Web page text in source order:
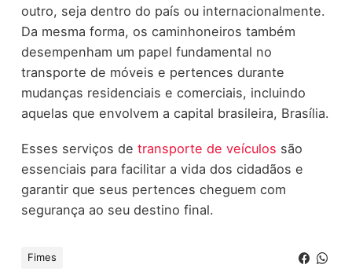
outro, seja dentro do país ou internacionalmente.
Da mesma forma, os caminhoneiros também
desempenham um papel fundamental no
transporte de móveis e pertences durante
mudanças residenciais e comerciais, incluindo
aquelas que envolvem a capital brasileira, Brasília.
Esses serviços de transporte de veículos são
essenciais para facilitar a vida dos cidadãos e
garantir que seus pertences cheguem com
segurança ao seu destino final.
Fimes